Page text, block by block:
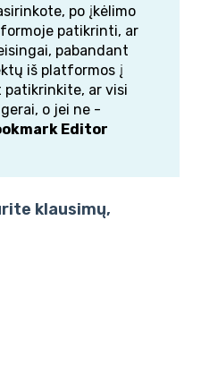
po įkėlimo
patikrinti, ar
pabandant
iš platformos į
patikrinkite, ar visi
o jei ne -
Editor
klausimų,